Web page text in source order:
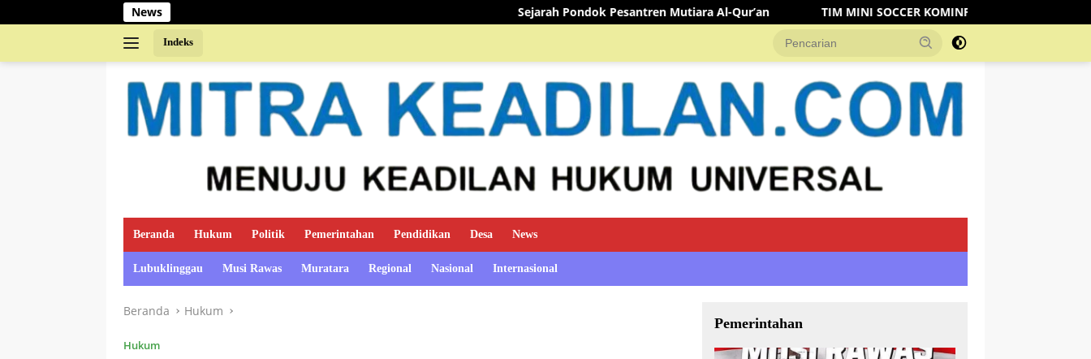
ke
News Sejarah Pondok Pesantren Mutiara Al-Qur’an TIM MINI SOCCER KOMINFO MUSI RAWAS KALAHKAN TIM DISHUB 3-2
Indeks
Beranda Hukum Politik Pemerintahan Pendidikan Desa News
Lubuklinggau Musi Rawas Muratara Regional Nasional Internasional
Beranda Hukum
Hukum
Pemerintahan